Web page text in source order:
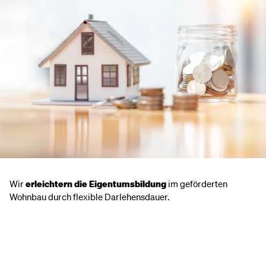
Wirerleichtern die Eigentumsbildung im geförderten
Wohnbau durch flexible Darlehensdauer.